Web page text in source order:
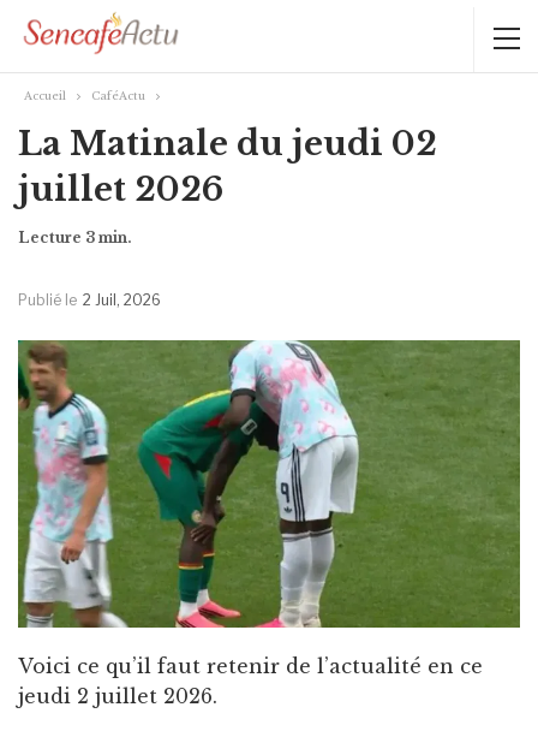
Accueil CaféActu
La Matinale du jeudi 02
juillet 2026
Publié le 2 Juil, 2026
Voici ce qu’il faut retenir de l’actualité en ce
jeudi 2 juillet 2026.